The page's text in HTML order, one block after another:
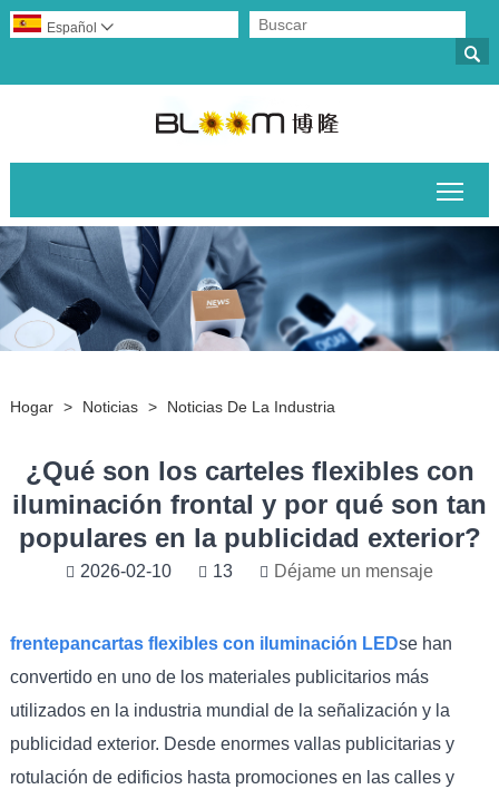

Español 
Hogar > Noticias > Noticias De La Industria
¿Qué son los carteles flexibles con
iluminación frontal y por qué son tan
populares en la publicidad exterior?
2026-02-10 13 Déjame un mensaje
frentepancartas flexibles con iluminación LEDse han
convertido en uno de los materiales publicitarios más
utilizados en la industria mundial de la señalización y la
publicidad exterior. Desde enormes vallas publicitarias y
rotulación de edificios hasta promociones en las calles y